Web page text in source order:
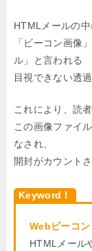
HTMLメールの中
「ビーコン画像
ル」と言われる
目視できない透
これにより、読
この画像ファイ
なされ、
開封がカウント
Keyword！
Webビーコン
HTMLメール